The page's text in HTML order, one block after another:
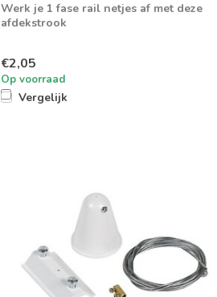
Werk je 1 fase rail netjes af met deze
afdekstrook
€2,05
Op voorraad
Vergelijk